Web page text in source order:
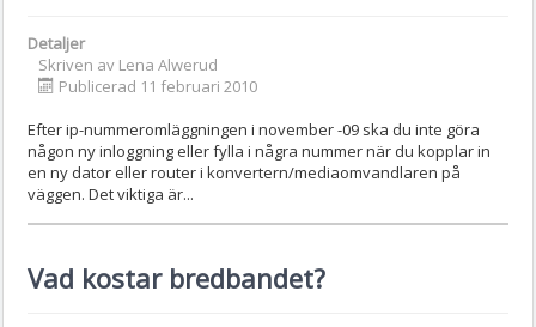
Detaljer
Skriven av Lena Alwerud
Publicerad 11 februari 2010
Efter ip-nummeromläggningen i november -09 ska du inte göra
någon ny inloggning eller fylla i några nummer när du kopplar in
en ny dator eller router i konvertern/mediaomvandlaren på
väggen. Det viktiga är...
Vad kostar bredbandet?